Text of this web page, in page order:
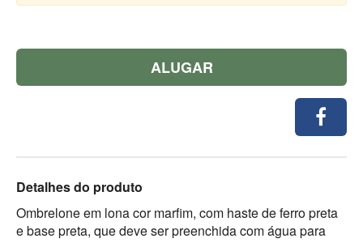
ALUGAR
Detalhes do produto
Ombrelone em lona cor marfim, com haste de ferro preta
e base preta, que deve ser preenchida com água para